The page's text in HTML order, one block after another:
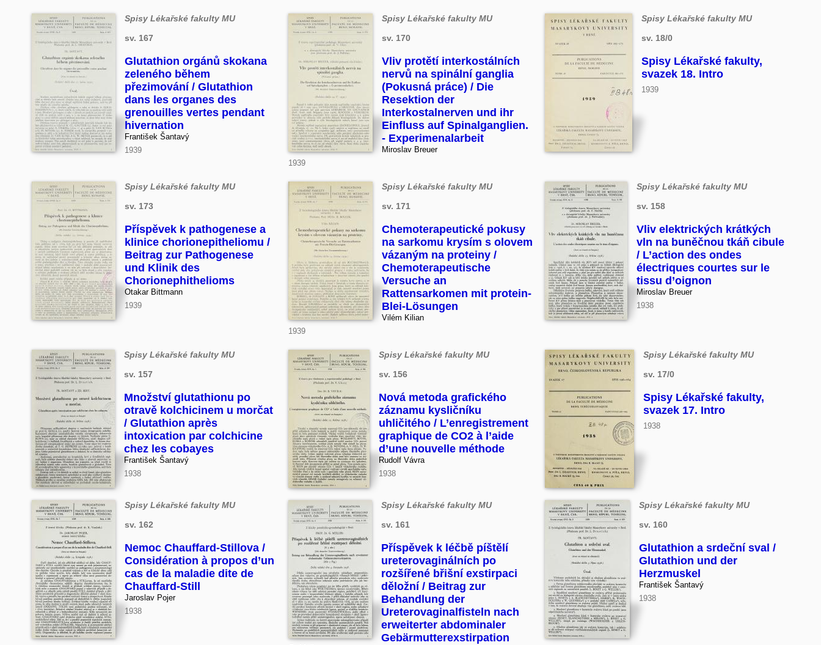
Spisy Lékařské fakulty MU
sv. 167
Glutathion orgánů skokana
zeleného během
přezimování / Glutathion
dans les organes des
grenouilles vertes pendant
hivernation
František Šantavý
1939
Spisy Lékařské fakulty MU
sv. 170
Vliv protětí interkostálních
nervů na spinální ganglia
(Pokusná práce) / Die
Resektion der
Interkostalnerven und ihr
Einfluss auf Spinalganglien.
- Experimenalarbeit
Miroslav Breuer
1939
Spisy Lékařské fakulty MU
sv. 18/0
Spisy Lékařské fakulty,
svazek 18. Intro
1939
Spisy Lékařské fakulty MU
sv. 173
Příspěvek k pathogenese a
klinice chorionepitheliomu /
Beitrag zur Pathogenese
und Klinik des
Chorionephithelioms
Otakar Bittmann
1939
Spisy Lékařské fakulty MU
sv. 171
Chemoterapeutické pokusy
na sarkomu krysím s olovem
vázaným na proteiny /
Chemoterapeutische
Versuche an
Rattensarkomen mit protein-
Blei-Lösungen
Vilém Kilian
1939
Spisy Lékařské fakulty MU
sv. 158
Vliv elektrických krátkých
vln na buněčnou tkáň cibule
/ L’action des ondes
électriques courtes sur le
tissu d’oignon
Miroslav Breuer
1938
Spisy Lékařské fakulty MU
sv. 157
Množství glutathionu po
otravě kolchicinem u morčat
/ Glutathion après
intoxication par colchicine
chez les cobayes
František Šantavý
1938
Spisy Lékařské fakulty MU
sv. 156
Nová metoda grafického
záznamu kysličníku
uhličitého / L’enregistrement
graphique de CO2 à l’aide
d’une nouvelle méthode
Rudolf Vávra
1938
Spisy Lékařské fakulty MU
sv. 17/0
Spisy Lékařské fakulty,
svazek 17. Intro
1938
Spisy Lékařské fakulty MU
sv. 162
Nemoc Chauffard-Stillova /
Considération à propos d’un
cas de la maladie dite de
Chauffard-Still
Jaroslav Pojer
1938
Spisy Lékařské fakulty MU
sv. 161
Příspěvek k léčbě píštělí
ureterovaginálních po
rozšířené břišní exstirpaci
děložní / Beitrag zur
Behandlung der
Ureterovaginalfisteln nach
erweiterter abdominaler
Gebärmutterexstirpation
Spisy Lékařské fakulty MU
sv. 160
Glutathion a srdeční sval /
Glutathion und der
Herzmuskel
František Šantavý
1938